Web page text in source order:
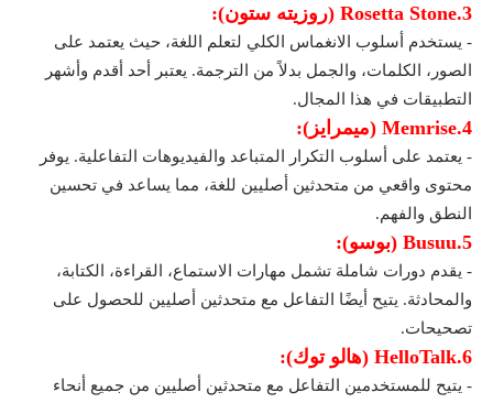
3.Rosetta Stone (روزيته ستون):
- يستخدم أسلوب الانغماس الكلي لتعلم اللغة، حيث يعتمد على
الصور، الكلمات، والجمل بدلاً من الترجمة. يعتبر أحد أقدم وأشهر
التطبيقات في هذا المجال.
4.Memrise (ميمرايز):
- يعتمد على أسلوب التكرار المتباعد والفيديوهات التفاعلية. يوفر
محتوى واقعي من متحدثين أصليين للغة، مما يساعد في تحسين
النطق والفهم.
5.Busuu (بوسو):
- يقدم دورات شاملة تشمل مهارات الاستماع، القراءة، الكتابة،
والمحادثة. يتيح أيضًا التفاعل مع متحدثين أصليين للحصول على
تصحيحات.
6.HelloTalk (هالو توك):
- يتيح للمستخدمين التفاعل مع متحدثين أصليين من جميع أنحاء